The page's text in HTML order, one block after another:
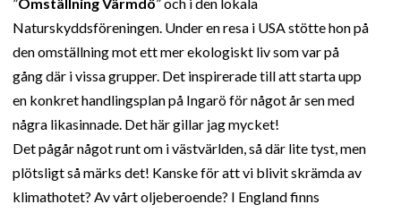
”Omställning Värmdö” och i den lokala
Naturskyddsföreningen. Under en resa i USA stötte hon på
den omställning mot ett mer ekologiskt liv som var på
gång där i vissa grupper. Det inspirerade till att starta upp
en konkret handlingsplan på Ingarö för något år sen med
några likasinnade. Det här gillar jag mycket!
Det pågår något runt om i västvärlden, så där lite tyst, men
plötsligt så märks det! Kanske för att vi blivit skrämda av
klimathotet? Av vårt oljeberoende? I England finns